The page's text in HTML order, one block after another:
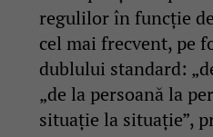
regulilor în funcție
cel mai frecvent, pe
dublului standard:
„de la persoană la
situație la situație”,